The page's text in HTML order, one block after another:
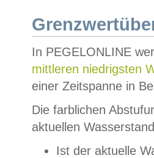
In PEGELONLINE
mittleren niedrigsten
einer Zeitspanne in
Die farblichen
aktuellen
Ist der aktuelle